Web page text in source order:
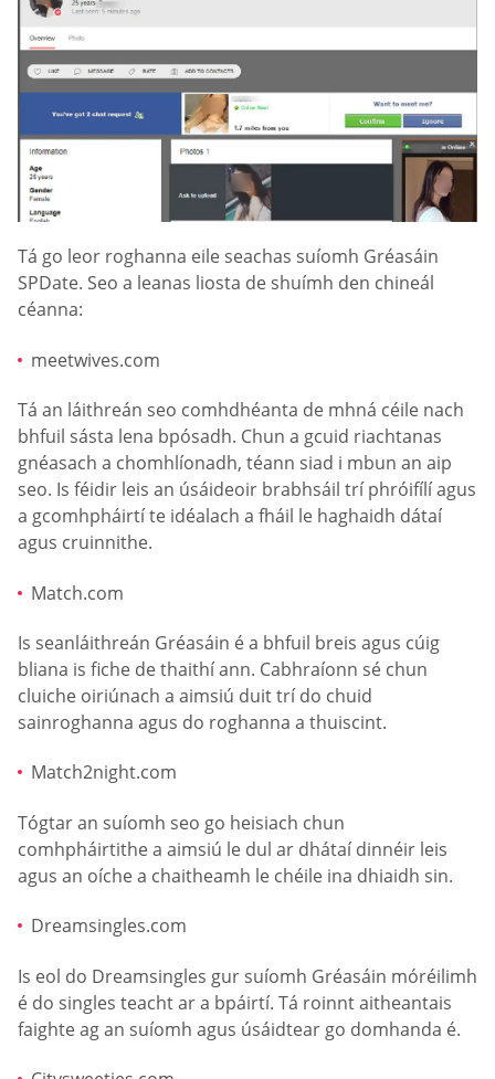
Tá go leor roghanna eile seachas suíomh Gréasáin
SPDate. Seo a leanas liosta de shuímh den chineál
céanna:
meetwives.com
Tá an láithreán seo comhdhéanta de mhná céile nach
bhfuil sásta lena bpósadh. Chun a gcuid riachtanas
gnéasach a chomhlíonadh, téann siad i mbun an aip
seo. Is féidir leis an úsáideoir brabhsáil trí phróifílí agus
a gcomhpháirtí te idéalach a fháil le haghaidh dátaí
agus cruinnithe.
Match.com
Is seanláithreán Gréasáin é a bhfuil breis agus cúig
bliana is fiche de thaithí ann. Cabhraíonn sé chun
cluiche oiriúnach a aimsiú duit trí do chuid
sainroghanna agus do roghanna a thuiscint.
Match2night.com
Tógtar an suíomh seo go heisiach chun
comhpháirtithe a aimsiú le dul ar dhátaí dinnéir leis
agus an oíche a chaitheamh le chéile ina dhiaidh sin.
Dreamsingles.com
Is eol do Dreamsingles gur suíomh Gréasáin móréilimh
é do singles teacht ar a bpáirtí. Tá roinnt aitheantais
faighte ag an suíomh agus úsáidtear go domhanda é.